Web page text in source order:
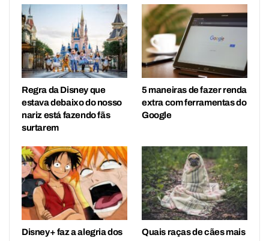
Regra da Disney que
estava debaixo do nosso
nariz está fazendo fãs
surtarem
5 maneiras de fazer renda
extra com ferramentas do
Google
Disney+ faz a alegria dos
Quais raças de cães mais